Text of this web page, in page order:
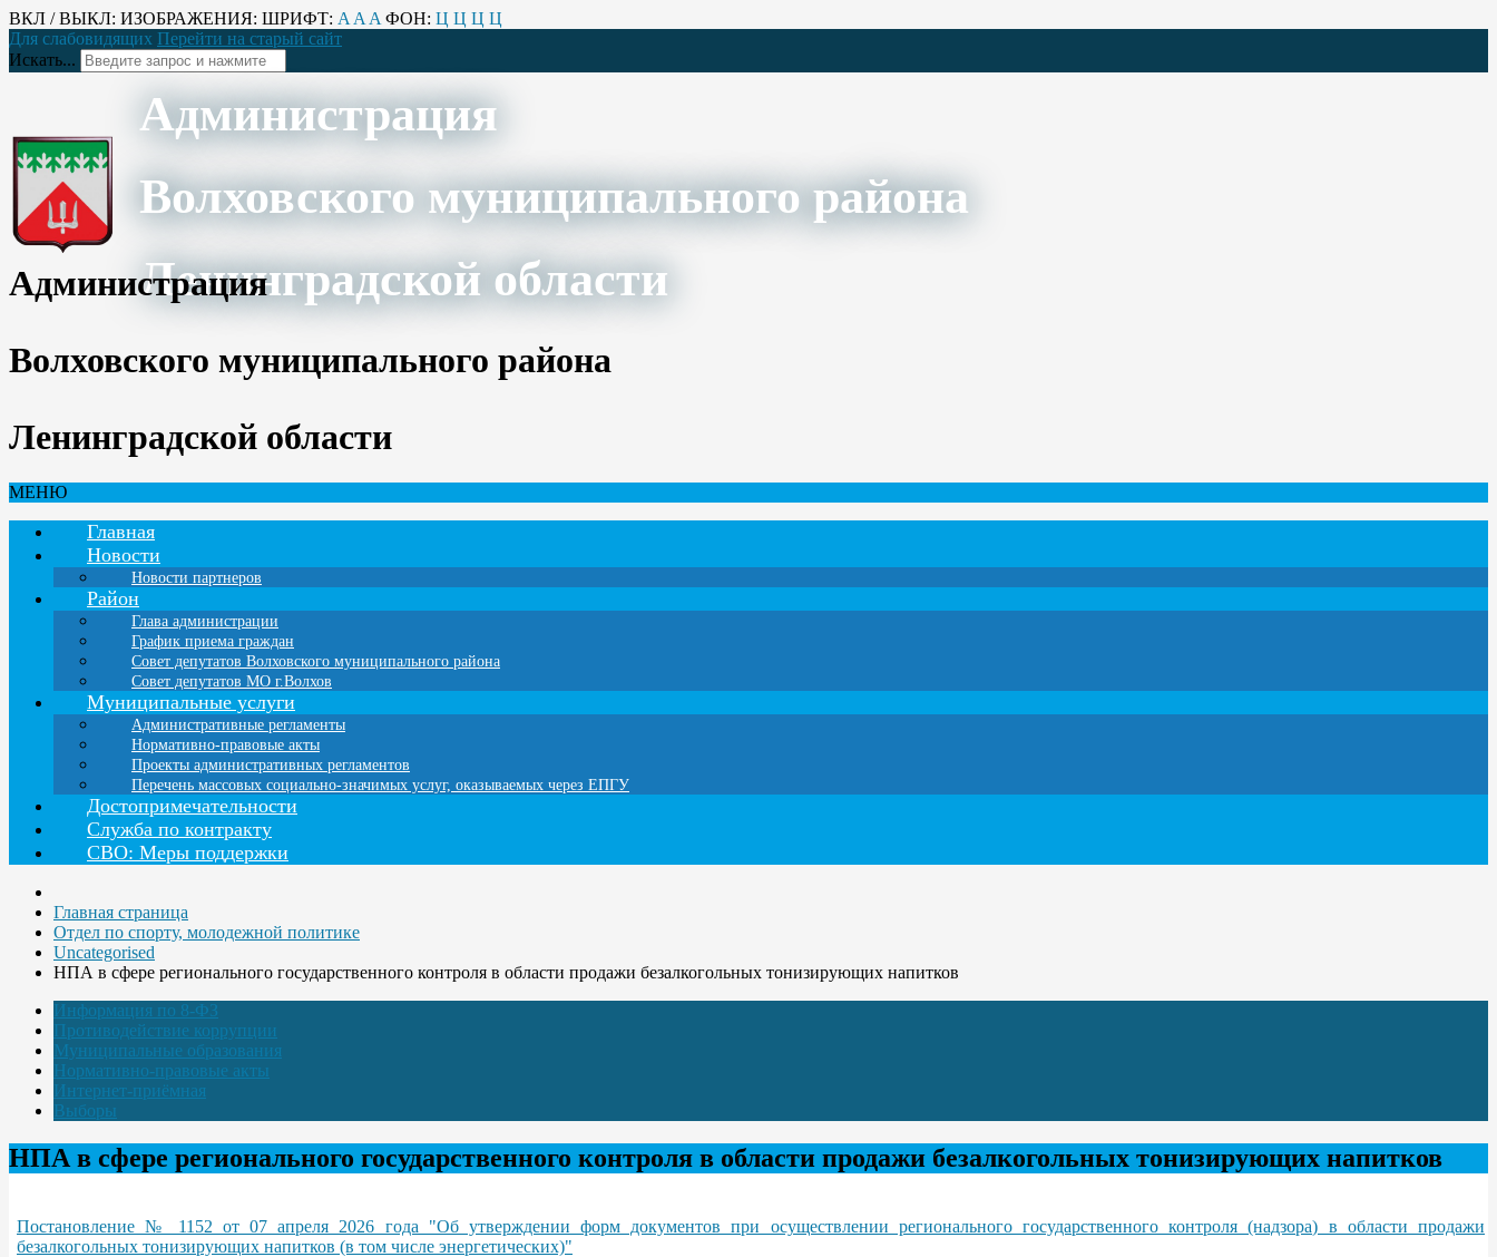
ВКЛ / ВЫКЛ: ИЗОБРАЖЕНИЯ: ШРИФТ: A A A ФОН: Ц Ц Ц Ц
Для слабовидящих Перейти на старый сайт
Искать...
Администрация
Волховского муниципального района
Ленинградской области
Администрация
Волховского муниципального района
Ленинградской области
МЕНЮ
Главная
Новости
Новости партнеров
Район
Глава администрации
График приема граждан
Совет депутатов Волховского муниципального района
Совет депутатов МО г.Волхов
Муниципальные услуги
Административные регламенты
Нормативно-правовые акты
Проекты административных регламентов
Перечень массовых социально-значимых услуг, оказываемых через ЕПГУ
Достопримечательности
Служба по контракту
СВО: Меры поддержки
Главная страница
Отдел по спорту, молодежной политике
Uncategorised
НПА в сфере регионального государственного контроля в области продажи безалкогольных тонизирующих напитков
Информация по 8-ФЗ
Противодействие коррупции
Муниципальные образования
Нормативно-правовые акты
Интернет-приёмная
Выборы
НПА в сфере регионального государственного контроля в области продажи безалкогольных тонизирующих напитков
Постановление № 1152 от 07 апреля 2026 года "Об утверждении форм документов при осуществлении регионального государственного контроля (надзора) в области продажи
безалкогольных тонизирующих напитков (в том числе энергетических)"